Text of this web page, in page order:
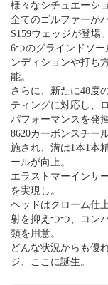
様々なシチュエーシ
全てのゴルファーが
S159ウェッジが登場。
6つのグラインドソ
ンディションや打ち
能。
さらに、新たに48度
ティングに対応し、
パフォーマンスを発
8620カーボンスチー
施され、溝は1本1本
ールが向上。
エラストマーインサ
を実現し。
ヘッドはクローム仕
射を抑えつつ、コン
類を用意。
どんな状況からも優
ジ、ここに誕生。